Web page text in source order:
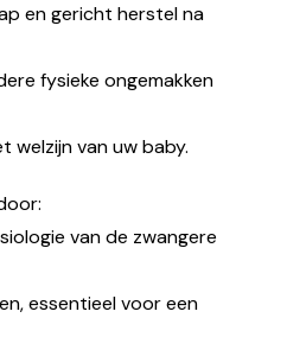
en gericht herstel na
fysieke ongemakken
welzijn van uw baby.
van de zwangere
essentieel voor een